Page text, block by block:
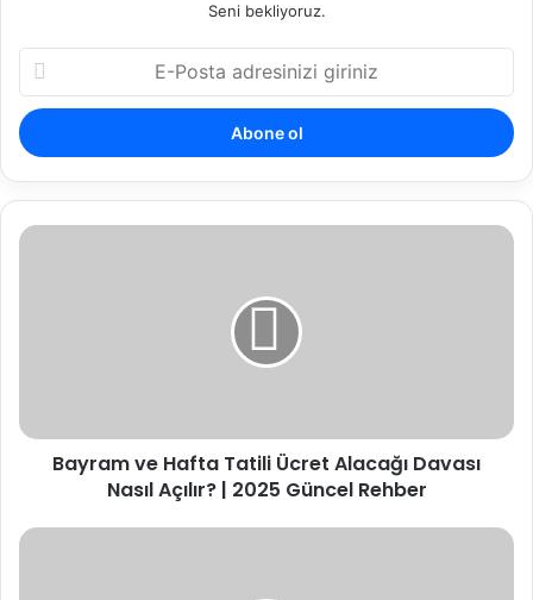
Seni bekliyoruz.
Posta
adresinizi
giriniz
Bayram
Açılır?
Rehber
Bayram ve Hafta Tatili Ücret Alacağı Davası
Nasıl Açılır? | 2025 Güncel Rehber
Eksik